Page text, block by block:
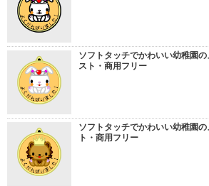
ソフトタッチでかわいい幼稚園
スト・商用フリー
ソフトタッチでかわいい幼稚園
ト・商用フリー